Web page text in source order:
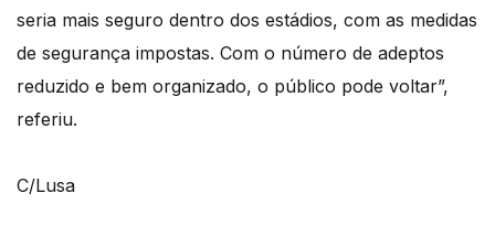
seria mais seguro dentro dos estádios, com as medidas
de segurança impostas. Com o número de adeptos
reduzido e bem organizado, o público pode voltar”,
referiu.
C/Lusa